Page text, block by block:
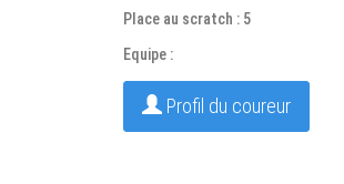
Place au scratch : 5
Equipe :
Profil du coureur